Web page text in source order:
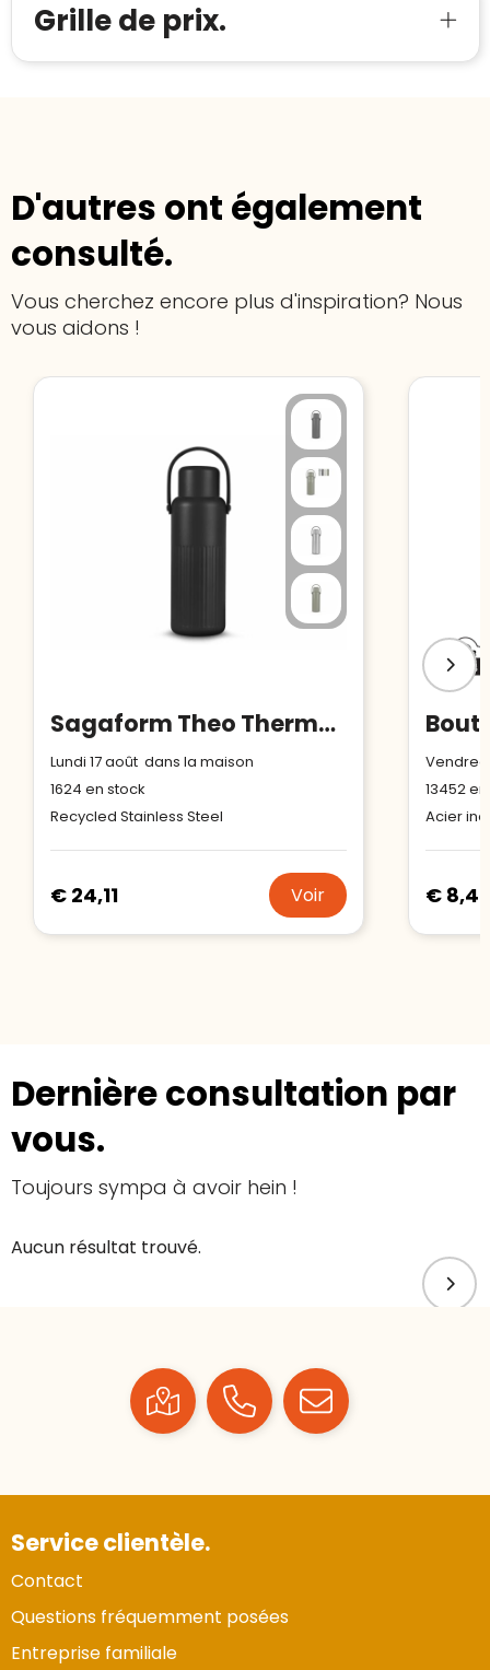
Grille de prix.
D'autres ont également
consulté.
Vous cherchez encore plus d'inspiration? Nous
vous aidons !
Sagaform Theo Thermal Flask (recyclé) 1 L
Lundi 17 août dans la maison
1624 en stock
Recycled Stainless Steel
€ 24,11 Voir
13452en
Acier
€ 8,49
Dernière consultation par
vous.
Toujours sympa à avoir hein !
Aucun résultat trouvé.
Service clientèle.
Contact
Questions fréquemment posées
Entreprise familiale